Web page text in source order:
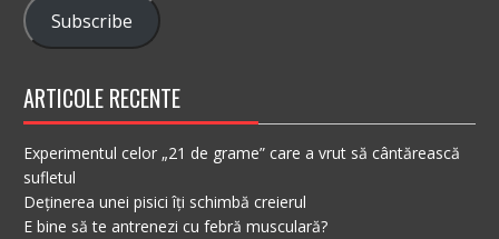
Subscribe
ARTICOLE RECENTE
Experimentul celor „21 de grame” care a vrut să cântărească
sufletul
Deținerea unei pisici îți schimbă creierul
E bine să te antrenezi cu febră musculară?